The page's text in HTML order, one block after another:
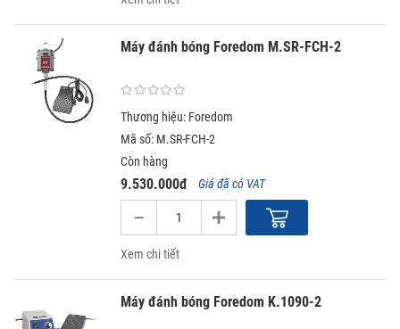
Máy đánh bóng Foredom M.SR-FCH-2
Thương hiệu: Foredom
Mã số: M.SR-FCH-2
Còn hàng
9.530.000đ Giá đã có VAT
Xem chi tiết
Máy đánh bóng Foredom K.1090-2